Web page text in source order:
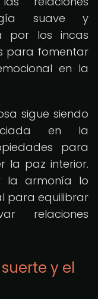
suave y
por los incas
para fomentar
en la
sigue siendo
en la
para
la paz interior.
la armonía lo
para equilibrar
relaciones
y el